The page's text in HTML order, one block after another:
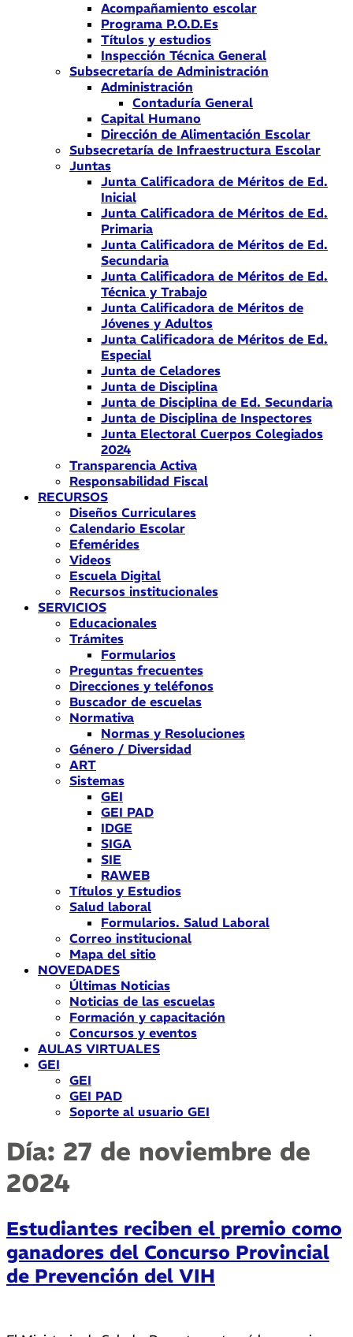
Acompañamiento escolar
Programa P.O.D.Es
Títulos y estudios
Inspección Técnica General
Subsecretaría de Administración
Administración
Contaduría General
Capital Humano
Dirección de Alimentación Escolar
Subsecretaría de Infraestructura Escolar
Juntas
Junta Calificadora de Méritos de Ed.
Inicial
Junta Calificadora de Méritos de Ed.
Primaria
Junta Calificadora de Méritos de Ed.
Secundaria
Junta Calificadora de Méritos de Ed.
Técnica y Trabajo
Junta Calificadora de Méritos de
Jóvenes y Adultos
Junta Calificadora de Méritos de Ed.
Especial
Junta de Celadores
Junta de Disciplina
Junta de Disciplina de Ed. Secundaria
Junta de Disciplina de Inspectores
Junta Electoral Cuerpos Colegiados
2024
Transparencia Activa
Responsabilidad Fiscal
RECURSOS
Diseños Curriculares
Calendario Escolar
Efemérides
Videos
Escuela Digital
Recursos institucionales
SERVICIOS
Educacionales
Trámites
Formularios
Preguntas frecuentes
Direcciones y teléfonos
Buscador de escuelas
Normativa
Normas y Resoluciones
Género / Diversidad
ART
Sistemas
GEI
GEI PAD
IDGE
SIGA
SIE
RAWEB
Títulos y Estudios
Salud laboral
Formularios. Salud Laboral
Correo institucional
Mapa del sitio
NOVEDADES
Últimas Noticias
Noticias de las escuelas
Formación y capacitación
Concursos y eventos
AULAS VIRTUALES
GEI
GEI
GEI PAD
Soporte al usuario GEI
Día: 27 de noviembre de
2024
Estudiantes reciben el premio como
ganadores del Concurso Provincial
de Prevención del VIH